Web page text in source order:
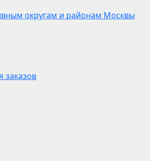
округам и районам Москвы
заказов